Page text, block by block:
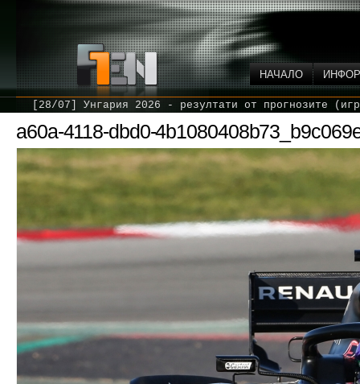
НАЧАЛО
[28/07] Унгария 2026 - резултати от прогнозите
a60a-4118-dbd0-